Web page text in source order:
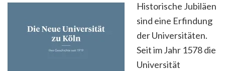
Historische Jubiläen
sind eine Erfindung
der Universitäten.
Seit im Jahr 1578 die
Universität